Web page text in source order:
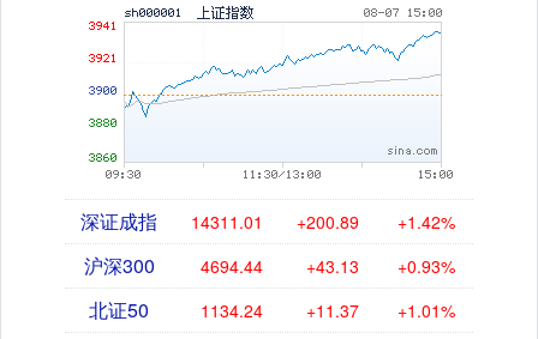
深证成指 14311.01 +200.89 +1.42%
沪深300 4694.44 +43.13 +0.93%
北证50 1134.24 +11.37 +1.01%